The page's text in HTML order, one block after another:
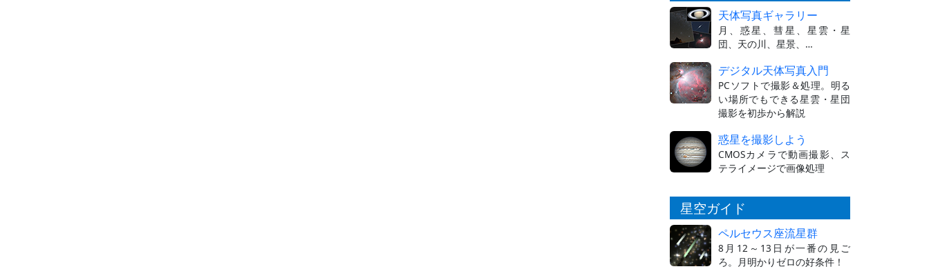
天体写真ギャラリー
月、惑星、彗星、星雲・星
団、天の川、星景、…
デジタル天体写真入門
PCソフトで撮影＆処理。明る
い場所でもできる星雲・星団
撮影を初歩から解説
惑星を撮影しよう
CMOSカメラで動画撮影、ス
テライメージで画像処理
星空ガイド
ペルセウス座流星群
8月12～13日が一番の見ご
ろ。月明かりゼロの好条件！